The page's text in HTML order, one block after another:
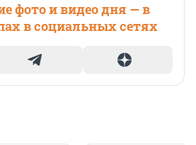
фото и видео дня — в
в социальных сетях